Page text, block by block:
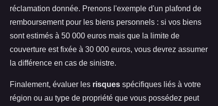
réclamation donnée. Prenons l'exemple d'un plafond de
remboursement pour les biens personnels : si vos biens
sont estimés à 50 000 euros mais que la limite de
couverture est fixée à 30 000 euros, vous devrez assumer
la différence en cas de sinistre.
Finalement, évaluer les risques spécifiques liés à votre
région ou au type de propriété que vous possédez peut